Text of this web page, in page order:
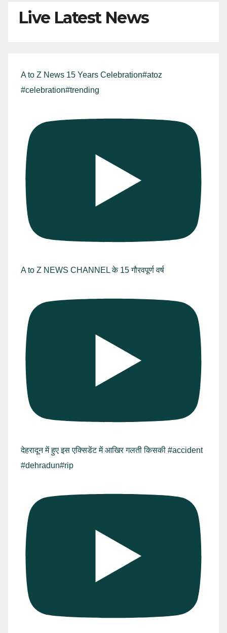
Live Latest News
A to Z News 15 Years Celebration#atoz
#celebration#trending
A to Z NEWS CHANNEL के 15 गौरवपूर्ण वर्ष
देहरादून में हुए इस एक्सिडेंट में आखिर गलती किसकी #accident
#dehradun#rip